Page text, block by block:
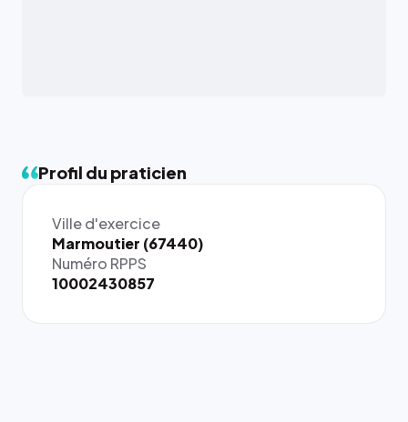
Profil du praticien
Ville d'exercice
Marmoutier (67440)
Numéro RPPS
10002430857
{# 40×40
: la taille
rendue par
`.profile-